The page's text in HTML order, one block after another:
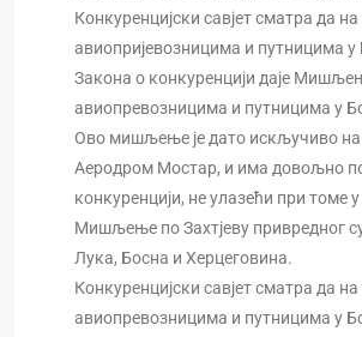
Конкуренцијски савјет сматра да
авиопријевозницима и путницима у
Закона о конкуренцији даје
авиопревозницима и путницима у
Ово мишљење је дато искључиво на
Аеродром Мостар, и има довољно
конкуренцији, не улазећи при томе
Мишљење по Захтјеву привредног
Лука, Босна и Херцеговина.
Конкуренцијски савјет сматра да
авиопревозницима и путницима у